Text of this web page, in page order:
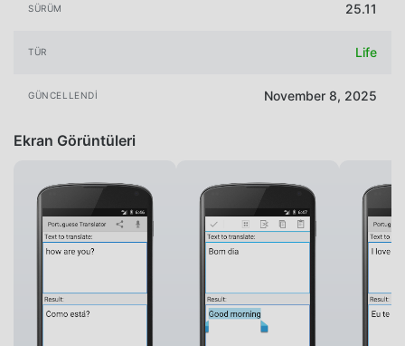
SÜRÜM 25.11
TÜR Life
GÜNCELLENDI November 8, 2025
Ekran Görüntüleri